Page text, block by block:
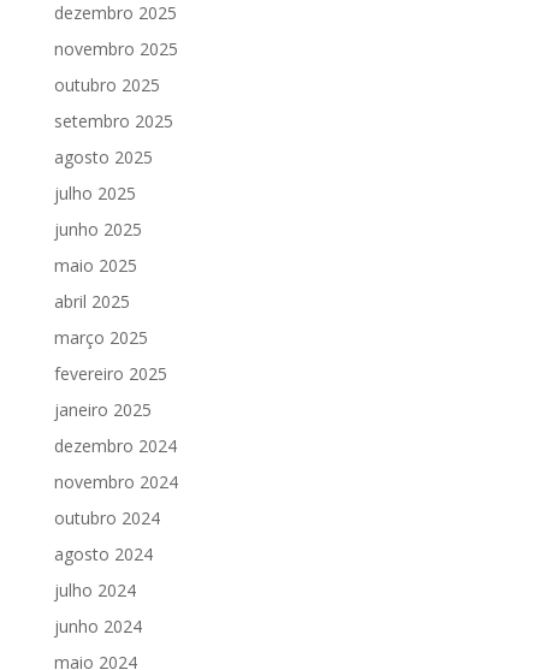
dezembro 2025
novembro 2025
outubro 2025
setembro 2025
agosto 2025
julho 2025
junho 2025
maio 2025
abril 2025
março 2025
fevereiro 2025
janeiro 2025
dezembro 2024
novembro 2024
outubro 2024
agosto 2024
julho 2024
junho 2024
maio 2024